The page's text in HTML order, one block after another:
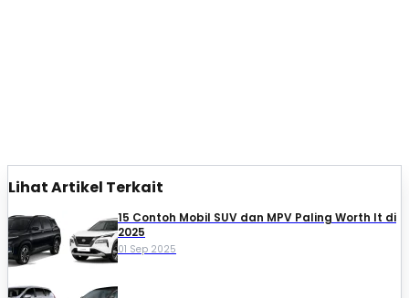
Lihat Artikel Terkait
15 Contoh Mobil SUV dan MPV Paling Worth It di
2025
01 Sep 2025